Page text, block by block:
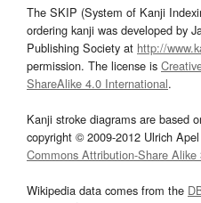
The SKIP (System of Kanji
ordering kanji was developed by
Publishing Society at http://
permission. The license is
ShareAlike 4.0 International.
Kanji stroke diagrams are based
copyright © 2009-2012 Ulrich
Commons Attribution-Share Alike
Wikipedia data comes from the